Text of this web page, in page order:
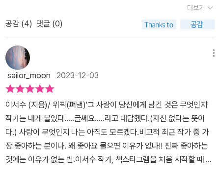
랑 하고 어떤 대상에 대한 호감같은 마음을 갖는 것이 대체로 일반적
이라 생각이 드는 데 대상과 경우에 따라서 누군가에게는 정상적이지
않고 이상하게 여겨질 수 있다는 것에 새삼스럽게 놀라웠음.그리고
그 사랑이 지나간 자리가 비교적 깨끗하게 정리가 된 사람이 있지만
그 반대의 경우도 있다는 것을 직접 경헌해보지 않았지만 이 단편을
통해 다시 한 번 알게 되었음.그나저나 표지의 그림이 뭘 의미하는 지
퍼뜩 생각나지 않았는 데 정연이 마음에 품고 있던 치강이 편의점에
서 구매한 투 플러스 원 음료 캔 세개라는 것을 다 읽고 조금 시간이
지난 후에 떠올랐고 언니가 사는 곳의 근처였던 집들이에 초대한 선
배의 집인 ‘로얄메트로포레골드프레스티지아파트 C동(66쪽)‘을 읽
으며 저 역시 아파트의 이름이 너무 길어 택시를 타거나 다른 이에게
자신의 집 주소를 이야기하기 어렵겠다는 생각을 했었음.이서수작가
더보기
공감 (4) 댓글 (0)
sailor_moon 2023-12-03
이서수 (지음)/ 위픽(펴냄)'그 사랑이 당신에게 남긴 것은 무엇인지'
작가는 내게 물었다.....글쎄요.....라고 대답했다.(자신 없다는 뜻이
다.) 사랑이 무엇인지 나는 아직도 모르겠다.비교적 최근 작가 중 가
장 좋아하는 분이다. 왜 좋아요 물으면 이유가 없다!! 진짜 좋아하는
것에는 이유가 없는 법.이서수 작가, 책스타그램을 처음 시작할 때 읽